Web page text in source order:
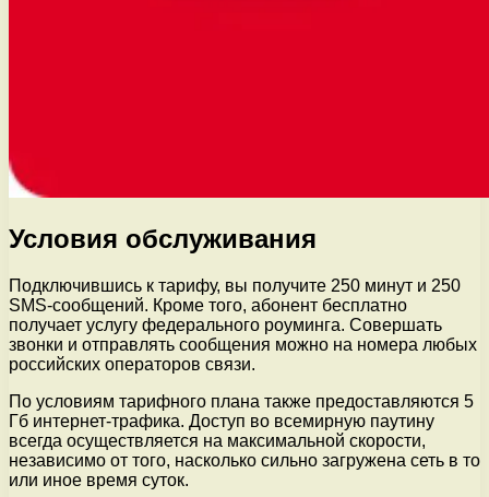
Условия обслуживания
Подключившись к тарифу, вы получите 250 минут и 250
SMS-сообщений. Кроме того, абонент бесплатно
получает услугу федерального роуминга. Совершать
звонки и отправлять сообщения можно на номера любых
российских операторов связи.
По условиям тарифного плана также предоставляются 5
Гб интернет-трафика. Доступ во всемирную паутину
всегда осуществляется на максимальной скорости,
независимо от того, насколько сильно загружена сеть в то
или иное время суток.